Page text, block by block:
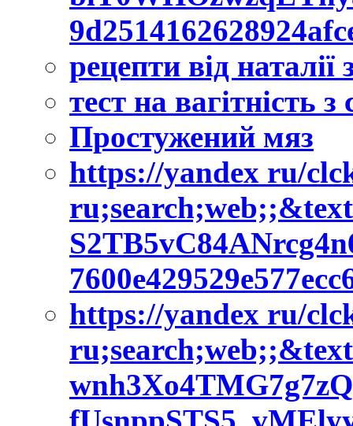
рецепти від наталії
тест на вагітність
Простужений мяз
https://yandex ru/
https://yandex ru/